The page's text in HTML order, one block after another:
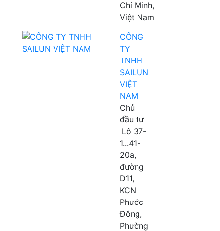
Chí Minh,
Việt Nam
CÔNG
TY
TNHH
SAILUN
VIỆT
NAM
Chủ
đầu tư
Lô 37-
1...41-
20a,
đường
D11,
KCN
Phước
Đông,
Phường